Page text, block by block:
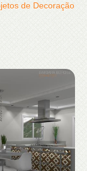
de Decoração